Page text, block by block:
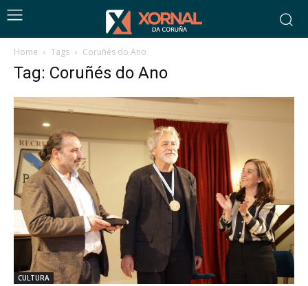
Home Tags Coruñés do Ano
Tag: Coruñés do Ano
CULTURA